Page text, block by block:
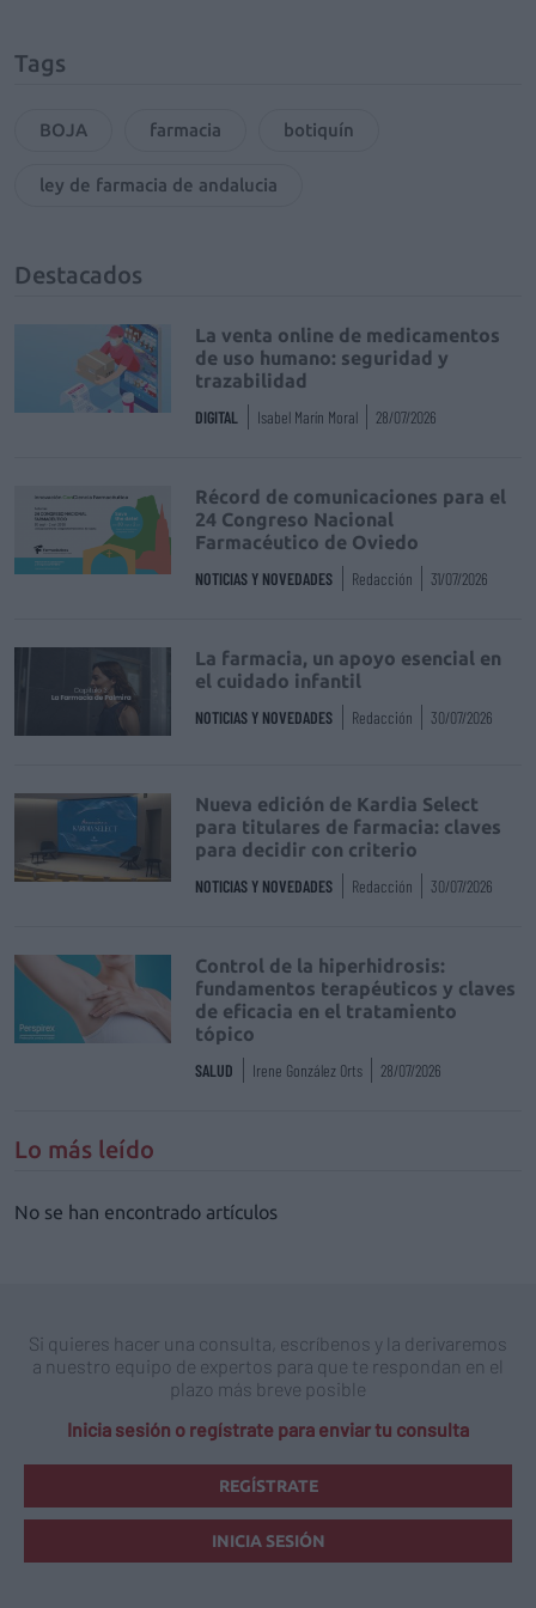
Tags
BOJA farmacia botiquín
ley de farmacia de andalucia
Destacados
La venta online de medicamentos
de uso humano: seguridad y
trazabilidad
DIGITAL Isabel Marín Moral 28/07/2026
Récord de comunicaciones para el
24 Congreso Nacional
Farmacéutico de Oviedo
NOTICIAS Y NOVEDADES Redacción 31/07/2026
La farmacia, un apoyo esencial en
el cuidado infantil
NOTICIAS Y NOVEDADES Redacción 30/07/2026
Nueva edición de Kardia Select
para titulares de farmacia: claves
para decidir con criterio
NOTICIAS Y NOVEDADES Redacción 30/07/2026
Control de la hiperhidrosis:
fundamentos terapéuticos y claves
de eficacia en el tratamiento
tópico
SALUD Irene González Orts 28/07/2026
Lo más leído
No se han encontrado artículos
Si quieres hacer una consulta, escríbenos y la derivaremos
a nuestro equipo de expertos para que te respondan en el
plazo más breve posible
Inicia sesión o regístrate para enviar tu consulta
REGÍSTRATE
INICIA SESIÓN